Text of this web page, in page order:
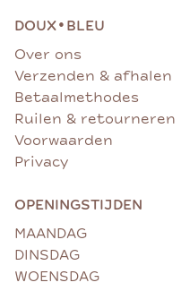
DOUX• BLEU
Over ons
Verzenden & afhalen
Betaalmethodes
Ruilen & retourneren
Voorwaarden
Privacy
OPENINGSTIJDEN
MAANDAG
DINSDAG
WOENSDAG